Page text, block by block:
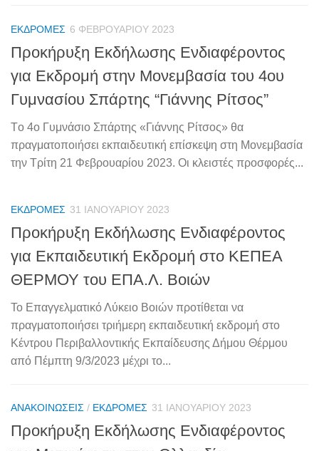
ΕΚΔΡΟΜΈΣ 6 ΦΕΒΡΟΥΑΡΊΟΥ 2023
Προκήρυξη Εκδήλωσης Ενδιαφέροντος
για Εκδρομή στην Μονεμβασία του 4ου
Γυμνασίου Σπάρτης “Γιάννης Ρίτσος”
Tο 4ο Γυμνάσιο Σπάρτης «Γιάννης Ρίτσος» θα
πραγματοποιήσει εκπαιδευτική επίσκεψη στη Μονεμβασία
την Τρίτη 21 Φεβρουαρίου 2023. Οι κλειστές προσφορές...
ΕΚΔΡΟΜΈΣ 31 ΙΑΝΟΥΑΡΊΟΥ 2023
Προκήρυξη Εκδήλωσης Ενδιαφέροντος
για Εκπαιδευτική Εκδρομή στο ΚΕΠΕΑ
ΘΕΡΜΟΥ του ΕΠΑ.Λ. Βοιών
Το Επαγγελματικό Λύκειο Βοιών προτίθεται να
πραγματοποιήσει τριήμερη εκπαιδευτική εκδρομή στο
Κέντρου Περιβαλλοντικής Εκπαίδευσης Δήμου Θέρμου
από Πέμπτη 9/3/2023 μέχρι το...
ΑΝΑΚΟΙΝΏΣΕΙΣ / ΕΚΔΡΟΜΈΣ 31 ΙΑΝΟΥΑΡΊΟΥ 2023
Προκήρυξη Εκδήλωσης Ενδιαφέροντος